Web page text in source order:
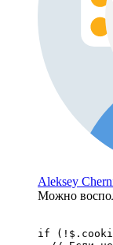
Aleksey
Можно
if